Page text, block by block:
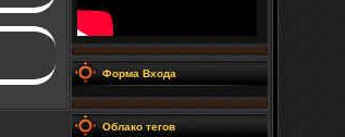
Форма Входа
Облако тегов